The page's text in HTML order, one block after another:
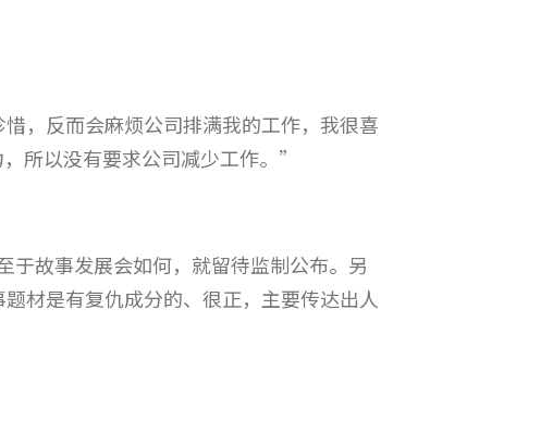
，反而会麻烦公司排满我的工作，我很喜
所以没有要求公司减少工作。”
于故事发展会如何，就留待监制公布。另
材是有复仇成分的、很正，主要传达出人